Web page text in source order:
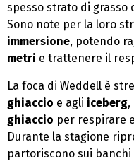
spesso strato di grasso
Sono note per la loro
immersione, potendo
metri e trattenere il
La foca di Weddell è
ghiaccio e agli iceberg,
ghiaccio per respirare
Durante la stagione
partoriscono sui